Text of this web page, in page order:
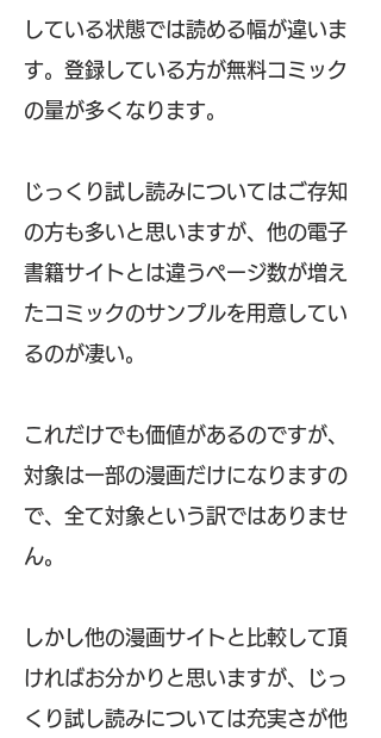
している状態では読める幅が違いま
す。登録している方が無料コミック
の量が多くなります。
じっくり試し読みについてはご存知
の方も多いと思いますが、他の電子
書籍サイトとは違うページ数が増え
たコミックのサンプルを用意してい
るのが凄い。
これだけでも価値があるのですが、
対象は一部の漫画だけになりますの
で、全て対象という訳ではありませ
ん。
しかし他の漫画サイトと比較して頂
ければお分かりと思いますが、じっ
くり試し読みについては充実さが他